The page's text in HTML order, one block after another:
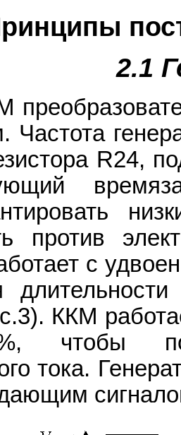
2.1
Частота
R24,
против
с
ККМ
чтобы
тока.